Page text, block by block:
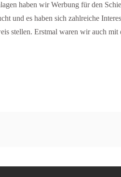
haben wir Werbung für den
und es haben sich zahlreiche
stellen. Erstmal waren wir auch